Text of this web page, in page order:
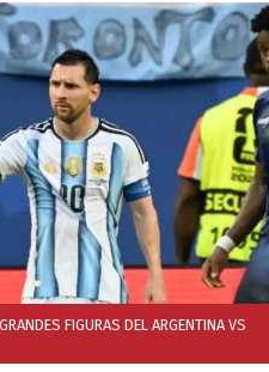
FIGURAS DEL ARGENTINA VS